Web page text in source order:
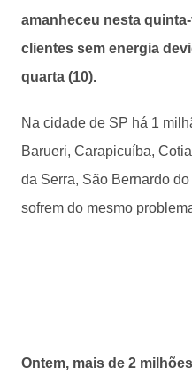
amanheceu nesta
clientes sem energia
quarta (10).
Na cidade de SP há 1
Barueri, Carapicuíba,
da Serra, São Bernardo
sofrem do mesmo
Ontem, mais de 2